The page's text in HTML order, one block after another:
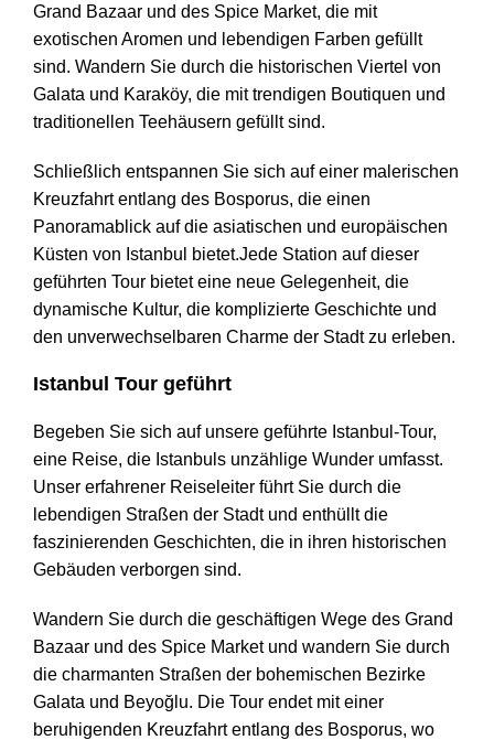
Grand Bazaar und des Spice Market, die mit
exotischen Aromen und lebendigen Farben gefüllt
sind. Wandern Sie durch die historischen Viertel von
Galata und Karaköy, die mit trendigen Boutiquen und
traditionellen Teehäusern gefüllt sind.
Schließlich entspannen Sie sich auf einer malerischen
Kreuzfahrt entlang des Bosporus, die einen
Panoramablick auf die asiatischen und europäischen
Küsten von Istanbul bietet.Jede Station auf dieser
geführten Tour bietet eine neue Gelegenheit, die
dynamische Kultur, die komplizierte Geschichte und
den unverwechselbaren Charme der Stadt zu erleben.
Istanbul Tour geführt
Begeben Sie sich auf unsere geführte Istanbul-Tour,
eine Reise, die Istanbuls unzählige Wunder umfasst.
Unser erfahrener Reiseleiter führt Sie durch die
lebendigen Straßen der Stadt und enthüllt die
faszinierenden Geschichten, die in ihren historischen
Gebäuden verborgen sind.
Wandern Sie durch die geschäftigen Wege des Grand
Bazaar und des Spice Market und wandern Sie durch
die charmanten Straßen der bohemischen Bezirke
Galata und Beyoğlu. Die Tour endet mit einer
beruhigenden Kreuzfahrt entlang des Bosporus, wo